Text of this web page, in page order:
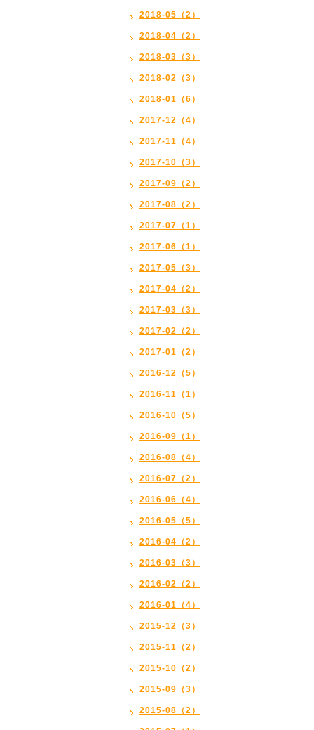
2018-05（2）
2018-04（2）
2018-03（3）
2018-02（3）
2018-01（6）
2017-12（4）
2017-11（4）
2017-10（3）
2017-09（2）
2017-08（2）
2017-07（1）
2017-06（1）
2017-05（3）
2017-04（2）
2017-03（3）
2017-02（2）
2017-01（2）
2016-12（5）
2016-11（1）
2016-10（5）
2016-09（1）
2016-08（4）
2016-07（2）
2016-06（4）
2016-05（5）
2016-04（2）
2016-03（3）
2016-02（2）
2016-01（4）
2015-12（3）
2015-11（2）
2015-10（2）
2015-09（3）
2015-08（2）